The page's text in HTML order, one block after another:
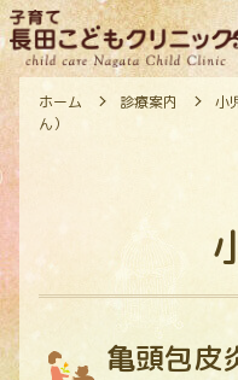
ホーム 診療案内 小
ん）
亀頭包皮